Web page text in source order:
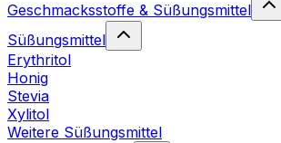
Geschmacksstoffe & Süßungsmittel
Süßungsmittel
Erythritol
Honig
Stevia
Xylitol
Weitere Süßungsmittel